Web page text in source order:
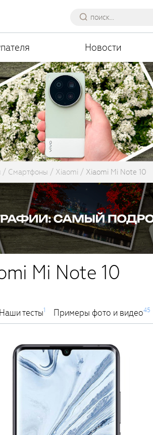
Новости
Смартфоны Xiaomi Xiaomi Mi Note 10
Mi Note 10
Наши тесты1 Примеры фото и видео45